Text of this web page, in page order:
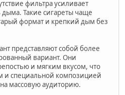
фильтра усиливает
Такие сигареты чаще
формат и крепкий дым без
представляют собой более
вариант. Они
и мягким вкусом, что
и специальной композицией
массовую аудиторию.